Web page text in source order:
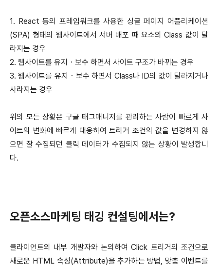
1. React 등의 프레임워크를 사용한 싱글 페이지 어플리케이션
(SPA) 형태의 웹사이트에서 서버 배포 때 요소의 Class 값이 달
라지는 경우
2. 웹사이트를 유지・보수 하면서 사이트 구조가 바뀌는 경우
3. 웹사이트를 유지・보수 하면서 Class나 ID의 값이 달라지거나
사라지는 경우
위의 모든 상황은 구글 태그매니저를 관리하는 사람이 빠르게 사
이트의 변화에 빠르게 대응하여 트리거 조건의 값을 변경하지 않
으면 잘 수집되던 클릭 데이터가 수집되지 않는 상황이 발생합니
다.
오픈소스마케팅 태깅 컨설팅에서는?
클라이언트의 내부 개발자와 논의하여 Click 트리거의 조건으로
새로운 HTML 속성(Attribute)을 추가하는 방법, 맞춤 이벤트를